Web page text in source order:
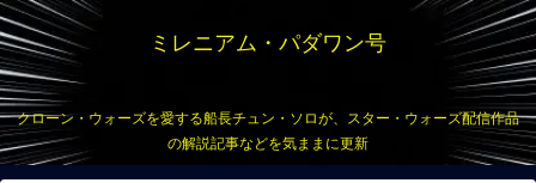
ミレニアム・パダワン号
クローン・ウォーズを愛する船長チュン・ソロが、スター・ウォーズ配信作品
の解説記事などを気ままに更新